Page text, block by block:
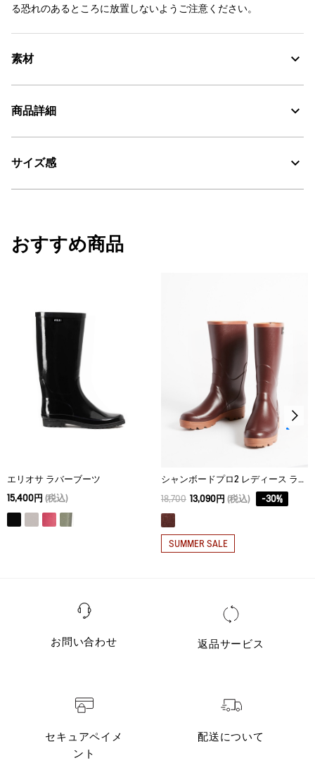
る恐れのあるところに放置しないようご注意ください。
素材
素材の特徴
商品詳細
・色：オーベルジーヌ/ダリア (005)
サイズ感
■女性スタッフA
着用コメント：ビーチサンダルのような軽さです。縦が少し大き
めでしたが幅はちょうどよく、脱げる感じはないのでいつも通り
のサイズにしました。
------------------------
■女性スタッフY
普段の着用サイズ：24.5cm
この靴の着用サイズ：24.5cm (39)
たEVA素材なので伸縮性はないですが、内側全体のライニングが柔
らかく履き心地は良いです。サイズはややゆったりめで、甲・幅
ともに問題なく着用できました。
おすすめ商品
エリオサ ラバーブーツ
15,400円 (税込)
シャンボードプロ2 レディース ラバーブーツ
18,700 13,090円 (税込) -30%
SUMMER SALE
お問い合わせ 返品サービス
セキュアペイメ
ント
配送について